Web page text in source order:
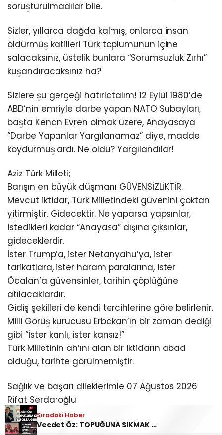
soruşturulmadılar bile.
Sizler, yıllarca dağda kalmış, onlarca insan
öldürmüş katilleri Türk toplumunun içine
salacaksınız, üstelik bunlara “Sorumsuzluk Zırhı”
kuşandıracaksınız ha?
Sizlere şu gerçeği hatırlatalım! 12 Eylül 1980’de
ABD’nin emriyle darbe yapan NATO Subayları,
başta Kenan Evren olmak üzere, Anayasaya
“Darbe Yapanlar Yargılanamaz” diye, madde
koydurmuşlardı. Ne oldu? Yargılandılar!
Aziz Türk Milleti;
Barışın en büyük düşmanı GÜVENSİZLİKTİR.
Mevcut iktidar, Türk Milletindeki güvenini çoktan
yitirmiştir. Gidecektir. Ne yaparsa yapsınlar,
istedikleri kadar “Anayasa” dışına çıksınlar,
gideceklerdir.
İster Trump’a, ister Netanyahu’ya, ister
tarikatlara, ister haram paralarına, ister
Öcalan’a güvensinler, tarihin çöplüğüne
atılacaklardır.
Gidiş şekilleri de kendi tercihlerine göre belirlenir.
Milli Görüş kurucusu Erbakan’ın bir zaman dediği
gibi “İster kanlı, ister kansız!”
Türk Milletinin ah’ını alan bir iktidarın abad
olduğu, tarihte görülmemiştir.
Sağlık ve başarı dileklerimle 07 Ağustos 2026
Rifat Serdaroğlu
DOĞRU Parti Genel Başkanı
Sıradaki Haber
Vecdet Öz: TOPUĞUNA SIKMAK BU OLSA GEREK!